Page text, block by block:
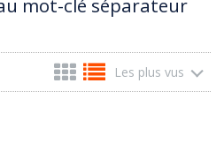
mot-clé séparateur
Les plus vus